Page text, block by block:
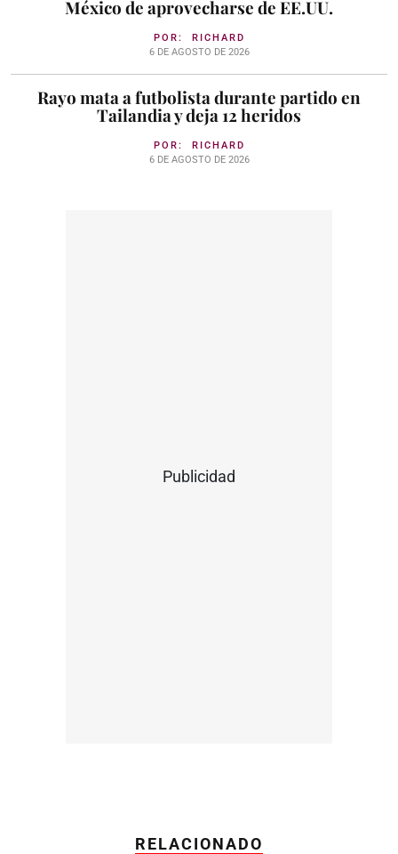
México de aprovecharse de EE.UU.
POR: RICHARD
6 DE AGOSTO DE 2026
Rayo mata a futbolista durante partido en
Tailandia y deja 12 heridos
POR: RICHARD
6 DE AGOSTO DE 2026
Publicidad
RELACIONADO